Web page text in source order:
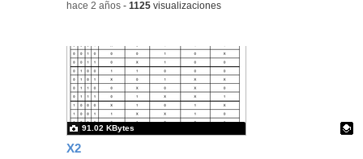
-hace 2 años -1125 visualizaciones
X2
91.02 KBytes